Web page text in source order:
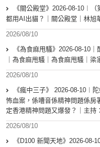
《關公殿堂》2026-08-10︱
都用AI出貓？｜關公殿堂｜林旭
2026/08/10
《為食麻甩騷》2026-08-10
｜為食麻甩騷｜為食麻甩騷｜梁
2026/08/10
《瘋中三子》 2026-08-10︱
怖血案，係嘈音係精神問題係房
定香港精神問題又爆發？｜主持
2026/08/10
《D100 新聞天地》2026-08-